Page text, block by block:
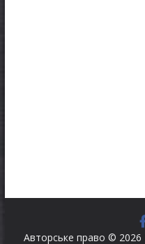
Авторське право © 2026